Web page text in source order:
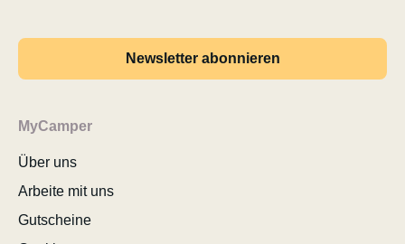
Newsletter abonnieren
MyCamper
Über uns
Arbeite mit uns
Gutscheine